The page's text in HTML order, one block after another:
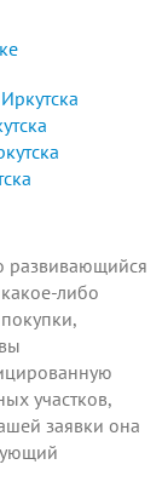
развивающийся
либо
участков,
заявки она